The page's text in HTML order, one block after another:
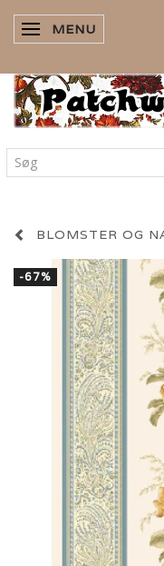
SKIFTE
MENU
BLOMSTER OG
-67%